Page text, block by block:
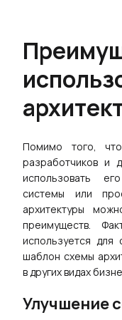
Помимо того,
разработчиков и
использовать
системы или
архитектуры
преимуществ.
используется для
шаблон схемы
в других видах
Улучшение